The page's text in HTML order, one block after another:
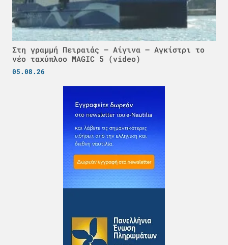
Στη γραμμή Πειραιάς – Αίγινα – Αγκίστρι το
νέο ταχύπλοο MAGIC 5 (video)
05.08.26